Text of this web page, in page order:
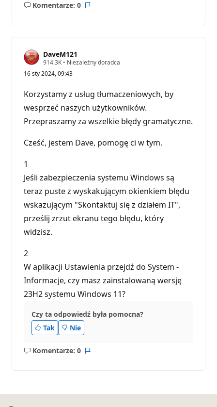
Komentarze: 0
Brak
DaveM121
914.3K P
n
t
y
r
e
p
a
• Niezależny doradca
16 sty 2024, 09:43
Korzystamy z usług tłumaczeniowych, by
wesprzeć naszych użytkowników.
Przepraszamy za wszelkie błędy gramatyczne.
Cześć, jestem Dave, pomogę ci w tym.
1
Jeśli zabezpieczenia systemu Windows są
teraz puste z wyskakującym okienkiem błędu
wskazującym "Skontaktuj się z działem IT",
prześlij zrzut ekranu tego błędu, który
widzisz.
2
W aplikacji Ustawienia przejdź do System -
Informacje, czy masz zainstalowaną wersję
23H2 systemu Windows 11?
Czy ta odpowiedź była pomocna?
Tak
Nie
Komentarze: 0
Brak